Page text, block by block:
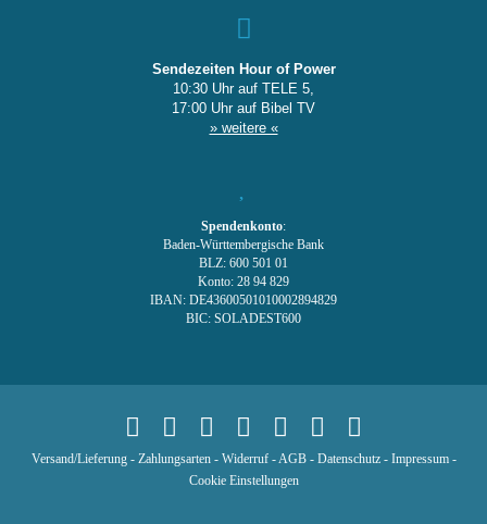
Sendezeiten Hour of Power
10:30 Uhr auf TELE 5,
17:00 Uhr auf Bibel TV
» weitere «
Spendenkonto:
Baden-Württembergische Bank
BLZ: 600 501 01
Konto: 28 94 829
IBAN: DE43600501010002894829
BIC: SOLADEST600
Versand/Lieferung- Zahlungsarten- Widerruf-AGB- Datenschutz- Impressum-
Cookie Einstellungen